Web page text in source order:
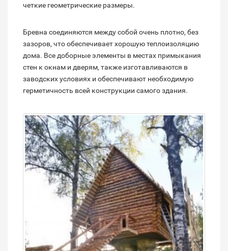
четкие геометрические размеры.
Бревна соединяются между собой очень плотно, без
зазоров, что обеспечивает хорошую теплоизоляцию
дома. Все доборные элементы в местах примыкания
стен к окнам и дверям, также изготавливаются в
заводских условиях и обеспечивают необходимую
герметичность всей конструкции самого здания.